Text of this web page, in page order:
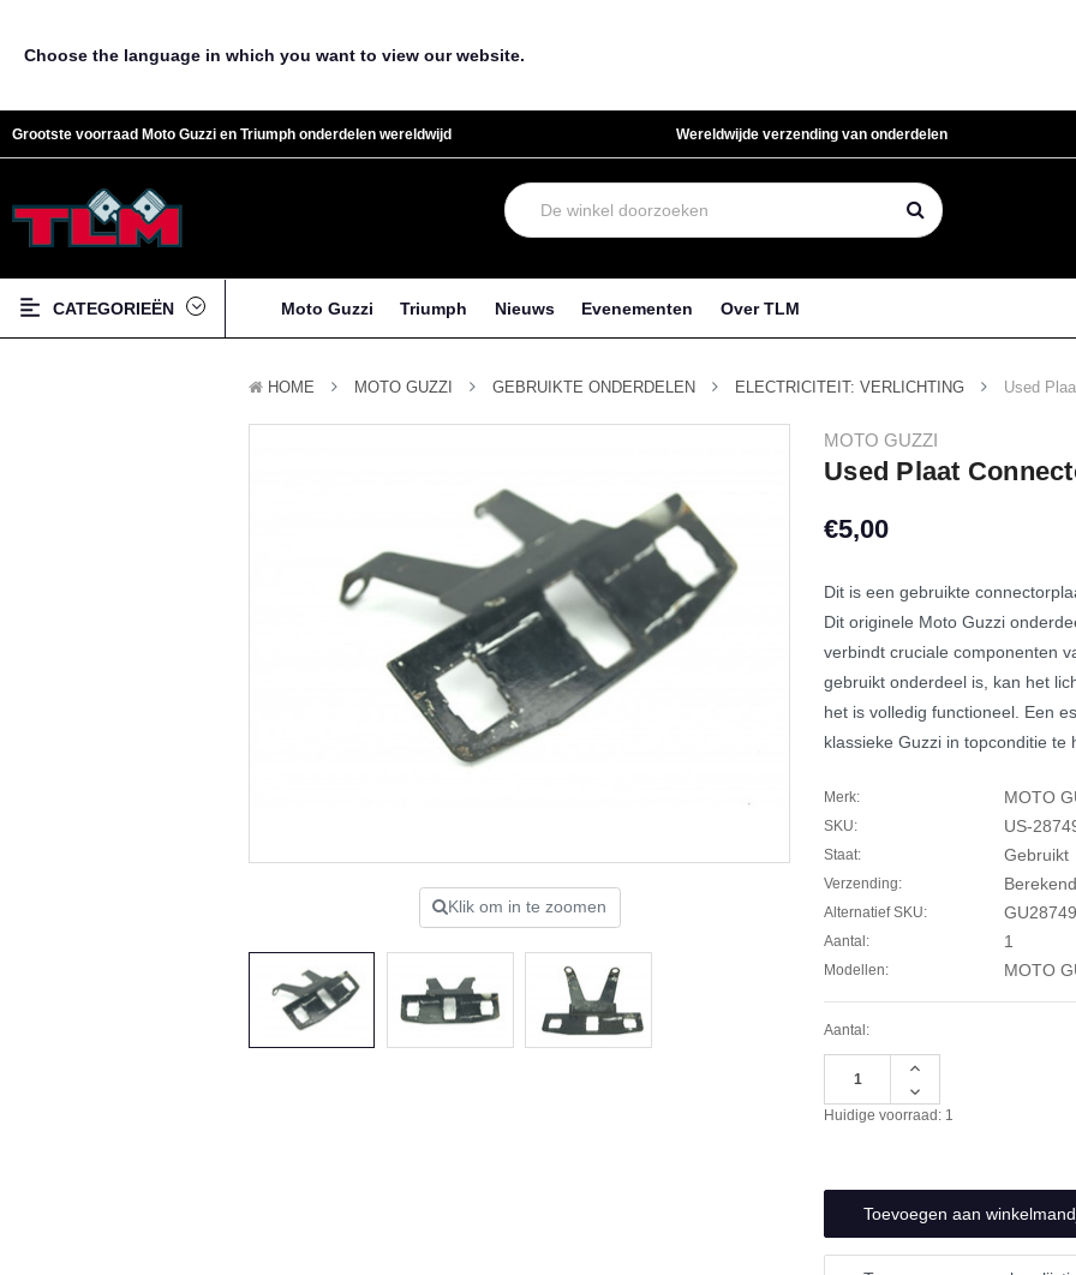
Choose the language in which you want to view our website.
Grootste voorraad Moto Guzzi en Triumph onderdelen wereldwijd Wereldwijde verzending van onderdelen
CATEGORIEËN Moto Guzzi Triumph Nieuws Evenementen Over TLM
HOME MOTO GUZZI GEBRUIKTE ONDERDELEN ELECTRICITEIT: VERLICHTING Used
Klik om in te zoomen
MOTO GUZZI
Used Plaat
€5,00
Dit is een gebruikte
Dit originele Moto Guzzi
verbindt cruciale componenten
gebruikt onderdeel is, kan het
het is volledig functioneel. Een
klassieke Guzzi in topconditie te
Merk: MOTO
SKU: US-
Staat: Gebruikt
Verzending:
Alternatief SKU:
Aantal: 1
Modellen: MOTO
Aantal:
Hoeveelheid
van
undefined
Hoeveelheid
verlagen
van
Huidige voorraad: 1